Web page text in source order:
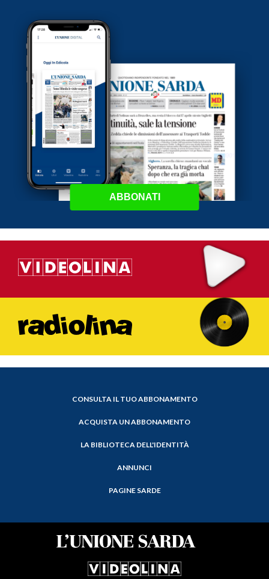
ABBONATI
CONSULTA IL TUO ABBONAMENTO
ACQUISTA UN ABBONAMENTO
LA BIBLIOTECA DELL'IDENTITÀ
ANNUNCI
PAGINE SARDE